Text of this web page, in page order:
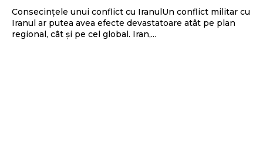
Consecințele unui conflict cu IranulUn conflict militar cu
Iranul ar putea avea efecte devastatoare atât pe plan
regional, cât și pe cel global. Iran,...